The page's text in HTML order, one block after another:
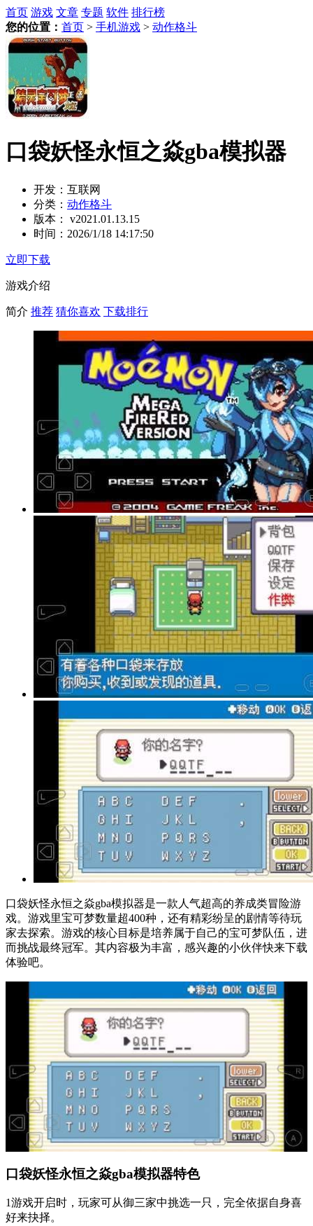
首页 游戏 文章 专题 软件 排行榜
您的位置： 首页 > 手机游戏 > 动作格斗
口袋妖怪永恒之焱gba模拟器
开发： 互联网
分类： 动作格斗
版本：
v2021.01.13.15
时间： 2026/1/18 14:17:50
立即下载
游戏介绍
简介 推荐 猜你喜欢 下载排行
口袋妖怪永恒之焱gba模拟器是一款人气超高的养成类冒险游
戏。游戏里宝可梦数量超400种，还有精彩纷呈的剧情等待玩
家去探索。游戏的核心目标是培养属于自己的宝可梦队伍，进
而挑战最终冠军。其内容极为丰富，感兴趣的小伙伴快来下载
体验吧。
口袋妖怪永恒之焱gba模拟器特色
1游戏开启时，玩家可从御三家中挑选一只，完全依据自身喜
好来抉择。